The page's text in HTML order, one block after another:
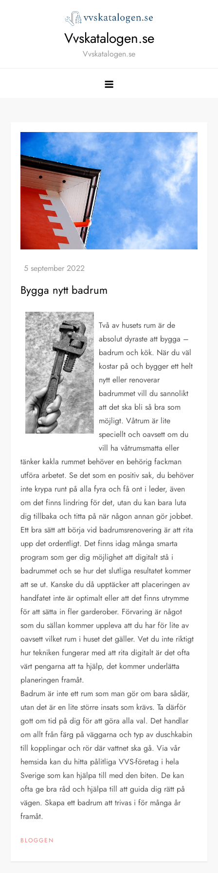
Vvskatalogen.se
Vvskatalogen.se
Bygga nytt badrum
Två av husets rum är de
absolut dyraste att bygga –
badrum och kök. När du väl
kostar på och bygger ett helt
nytt eller renoverar
badrummet vill du sannolikt
att det ska bli så bra som
möjligt. Våtrum är lite
speciellt och oavsett om du
vill ha våtrumsmatta eller
tänker kakla rummet behöver en behörig fackman
utföra arbetet. Se det som en positiv sak, du behöver
inte krypa runt på alla fyra och få ont i leder, även
om det finns lindring för det, utan du kan bara luta
dig tillbaka och titta på när någon annan gör jobbet.
Ett bra sätt att börja vid badrumsrenovering är att rita
upp det ordentligt. Det finns idag många smarta
program som ger dig möjlighet att digitalt stå i
badrummet och se hur det slutliga resultatet kommer
att se ut. Kanske du då upptäcker att placeringen av
handfatet inte är optimalt eller att det finns utrymme
för att sätta in fler garderober. Förvaring är något
som du sällan kommer uppleva att du har för lite av
oavsett vilket rum i huset det gäller. Vet du inte riktigt
hur tekniken fungerar med att rita digitalt är det ofta
värt pengarna att ta hjälp, det kommer underlätta
planeringen framåt.
Badrum är inte ett rum som man gör om bara sådär,
utan det är en lite större insats som krävs. Ta därför
gott om tid på dig för att göra alla val. Det handlar
om allt från färg på väggarna och typ av duschkabin
till kopplingar och rör där vattnet ska gå. Via vår
hemsida kan du hitta pålitliga VVS-företag i hela
Sverige som kan hjälpa till med den biten. De kan
ofta ge bra råd och hjälpa till att guida dig rätt på
vägen. Skapa ett badrum att trivas i för många år
framåt.
BLOGGEN